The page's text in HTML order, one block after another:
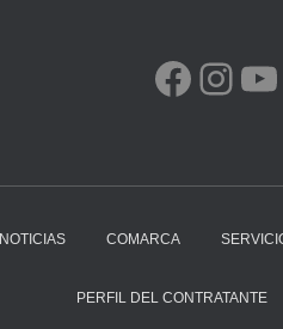
FACEBOOK INSTAGRAM
NOTICIAS COMARCA
PERFIL DEL CONTRATANTE